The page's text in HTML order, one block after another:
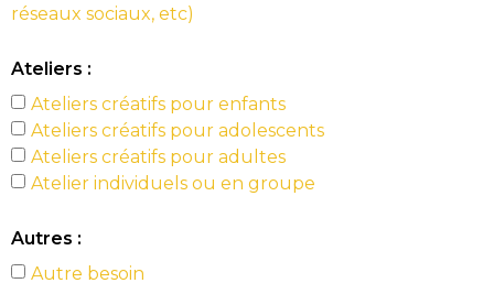
réseaux sociaux, etc)
Ateliers :
Ateliers créatifs pour enfants
Ateliers créatifs pour adolescents
Ateliers créatifs pour adultes
Atelier individuels ou en groupe
Autres :
Autre besoin